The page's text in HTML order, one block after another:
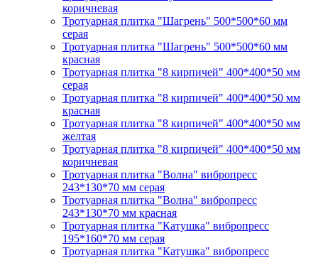
коричневая
Тротуарная плитка "Шагрень" 500*500*60 мм
серая
Тротуарная плитка "Шагрень" 500*500*60 мм
красная
Тротуарная плитка "8 кирпичей" 400*400*50 мм
серая
Тротуарная плитка "8 кирпичей" 400*400*50 мм
красная
Тротуарная плитка "8 кирпичей" 400*400*50 мм
желтая
Тротуарная плитка "8 кирпичей" 400*400*50 мм
коричневая
Тротуарная плитка "Волна" вибропресс
243*130*70 мм серая
Тротуарная плитка "Волна" вибропресс
243*130*70 мм красная
Тротуарная плитка "Катушка" вибропресс
195*160*70 мм серая
Тротуарная плитка "Катушка" вибропресс